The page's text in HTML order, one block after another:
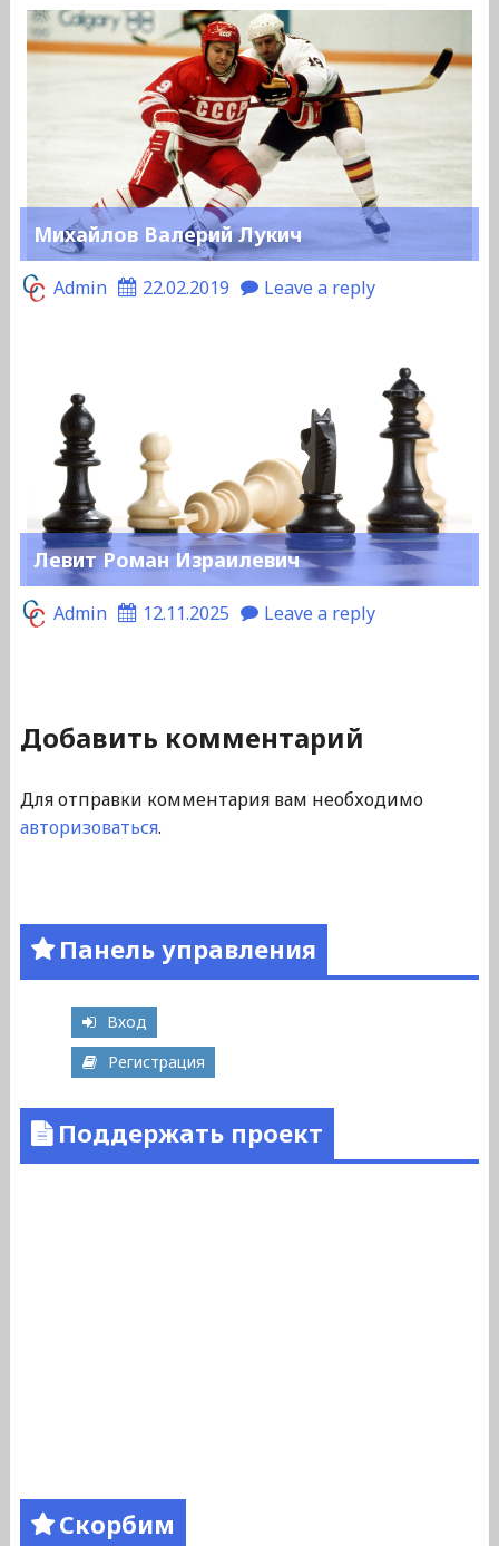
Михайлов Валерий Лукич
Admin 22.02.2019 Leave a reply
Левит Роман Израилевич
Admin 12.11.2025 Leave a reply
Добавить комментарий
Для отправки комментария вам необходимо
авторизоваться.
Панель управления
Вход
Регистрация
Поддержать проект
Скорбим